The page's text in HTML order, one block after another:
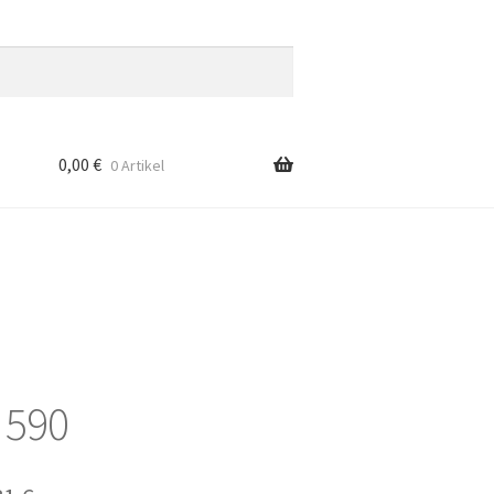
0,00€ 0 Artikel